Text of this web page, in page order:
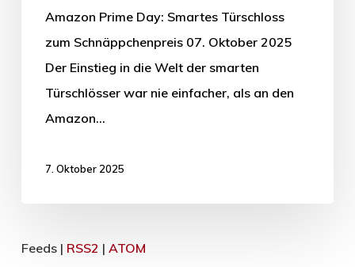
Amazon Prime Day: Smartes Türschloss
zum Schnäppchenpreis 07. Oktober 2025
Der Einstieg in die Welt der smarten
Türschlösser war nie einfacher, als an den
Amazon…
7. Oktober 2025
Feeds | RSS2 | ATOM